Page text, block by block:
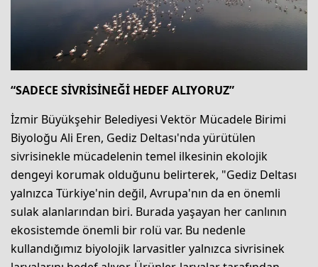
“SADECE SİVRİSİNEĞİ HEDEF ALIYORUZ”
İzmir Büyükşehir Belediyesi Vektör Mücadele Birimi
Biyoloğu Ali Eren, Gediz Deltası'nda yürütülen
sivrisinekle mücadelenin temel ilkesinin ekolojik
dengeyi korumak olduğunu belirterek, "Gediz Deltası
yalnızca Türkiye'nin değil, Avrupa'nın da en önemli
sulak alanlarından biri. Burada yaşayan her canlının
ekosistemde önemli bir rolü var. Bu nedenle
kullandığımız biyolojik larvasitler yalnızca sivrisinek